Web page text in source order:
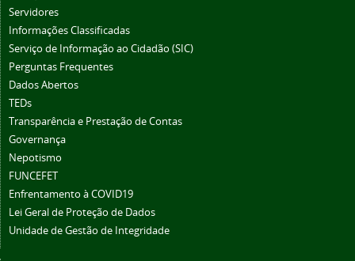
Servidores
Informações Classificadas
Serviço de Informação ao Cidadão (SIC)
Perguntas Frequentes
Dados Abertos
TEDs
Transparência e Prestação de Contas
Governança
Nepotismo
FUNCEFET
Enfrentamento à COVID19
Lei Geral de Proteção de Dados
Unidade de Gestão de Integridade